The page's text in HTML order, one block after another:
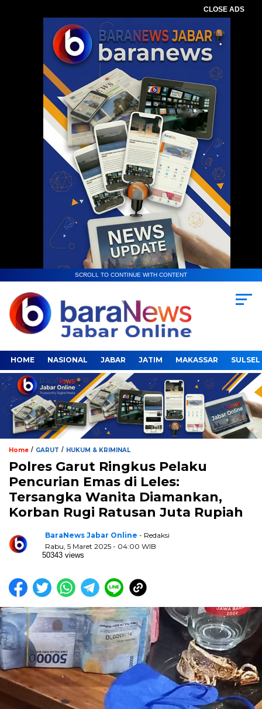
CLOSE ADS
SCROLL TO CONTINUE WITH CONTENT
HOME NASIONAL JABAR JATIM MAKASSAR SULSEL
Home / GARUT / HUKUM & KRIMINAL
Polres Garut Ringkus Pelaku
Pencurian Emas di Leles:
Tersangka Wanita Diamankan,
Korban Rugi Ratusan Juta Rupiah
BaraNews Jabar Online - Redaksi
Rabu, 5 Maret 2025 - 04:00 WIB
50343 views